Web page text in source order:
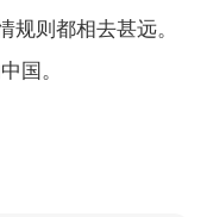
规则都相去甚远。
国。